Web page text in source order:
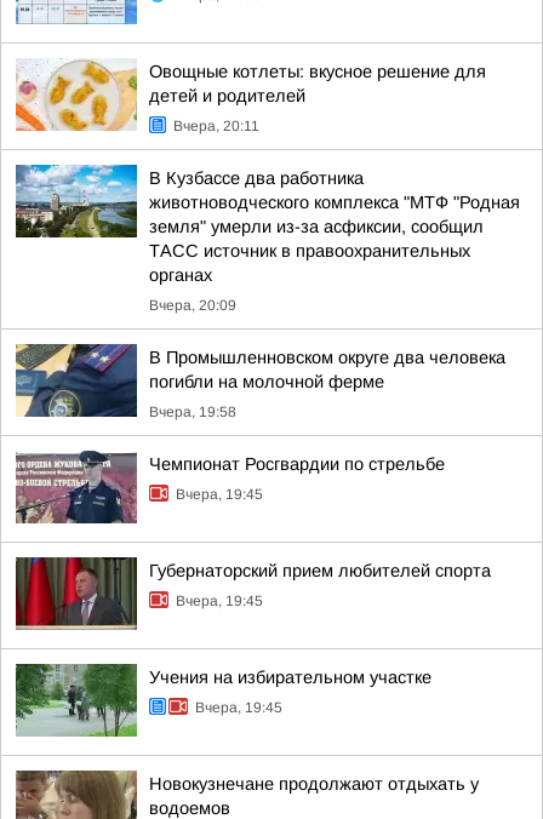
Овощные котлеты: вкусное решение для
детей и родителей
Вчера, 20:11
В Кузбассе два работника
животноводческого комплекса "МТФ "Родная
земля" умерли из-за асфиксии, сообщил
ТАСС источник в правоохранительных
органах
Вчера, 20:09
В Промышленновском округе два человека
погибли на молочной ферме
Вчера, 19:58
Чемпионат Росгвардии по стрельбе
Вчера, 19:45
Губернаторский прием любителей спорта
Вчера, 19:45
Учения на избирательном участке
Вчера, 19:45
Новокузнечане продолжают отдыхать у
водоемов